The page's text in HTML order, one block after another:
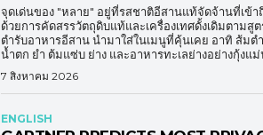
จุดเด่นของ "หลาย" อยู่ที่รสชาติอีสานแท้จัดจ้านที่เข้า
ด้วยการคัดสรรวัตถุดิบแท้และเครื่องเทศดั้งเดิมตามสู
ตำรับอาหารอีสาน นำมาใส่ในเมนูที่คุ้นเคย อาทิ ส้มต
น้ำตก ยำ ต้มแซ่บ ย่าง และอาหารทะเลย่างอย่างกุ้งแม่
7 สิงหาคม 2026
ENGLISH